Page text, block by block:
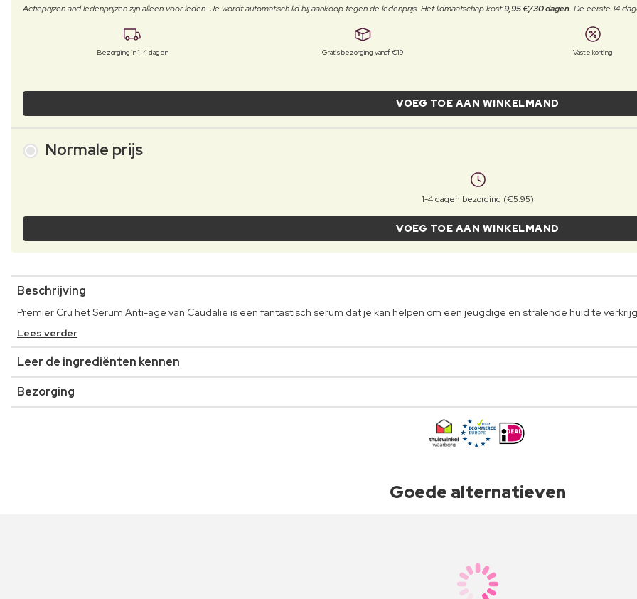
Actieprijzen and ledenprijzen zijn alleen voor leden. Je wordt automatisch lid bij aankoop tegen de ledenprijs. Het lidmaatschap kost9,95 €/30 dagen. De eerste 14
Bezorging in 1-4 dagen Gratis bezorging vanaf €19 Vaste korting
VOEG TOE AAN WINKELMAND
Normale prijs
1-4 dagen bezorging (€5.95)
VOEG TOE AAN WINKELMAND
Beschrijving
Premier Cru het Serum Anti-age van Caudalie is een fantastisch serum dat je kan helpen om een jeugdige en stralende huid te
Lees verder
Leer de ingrediënten kennen
Bezorging
Goede alternatieven